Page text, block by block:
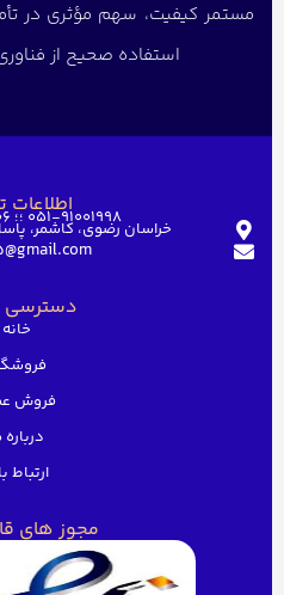
مستمر کیفیت، سهم مؤثری در
استفاده صحیح از
051-91001998 ؛؛ 09332700706
خراسان رضوی، کاشمر،
دسترسی
خانه
فروش
درباره
ارتباط
مجوز های